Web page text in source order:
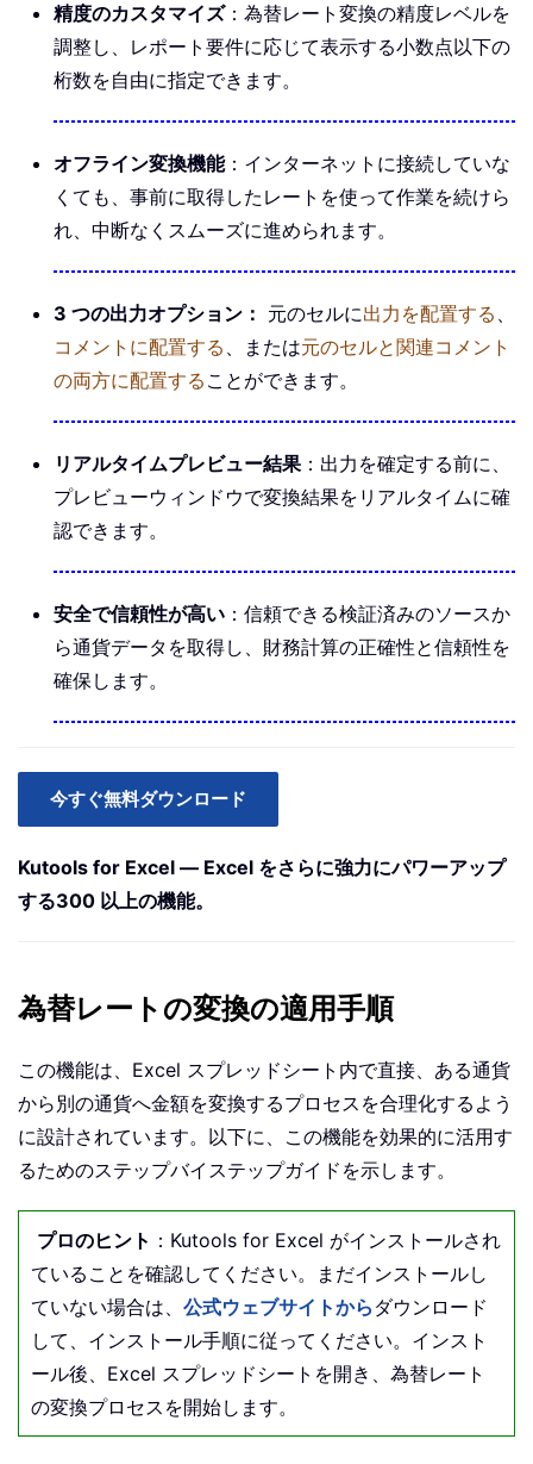
精度のカスタマイズ：為替レート変換の精度レベルを
調整し、レポート要件に応じて表示する小数点以下の
桁数を自由に指定できます。
オフライン変換機能：インターネットに接続していな
くても、事前に取得したレートを使って作業を続けら
れ、中断なくスムーズに進められます。
3 つの出力オプション： 元のセルに出力を配置する 、
コメントに配置する 、または元のセルと関連コメント
の両方に配置する ことができます。
リアルタイムプレビュー結果：出力を確定する前に、
プレビューウィンドウで変換結果をリアルタイムに確
認できます。
安全で信頼性が高い ：信頼できる検証済みのソースか
ら通貨データを取得し、財務計算の正確性と信頼性を
確保します。
今すぐ無料ダウンロード
Kutools for Excel ― Excel をさらに強力にパワーアップ
する300 以上の機能。
為替レートの変換の適用手順
この機能は、Excel スプレッドシート内で直接、ある通貨
から別の通貨へ金額を変換するプロセスを合理化するよう
に設計されています。以下に、この機能を効果的に活用す
るためのステップバイステップガイドを示します。
プロのヒント ：Kutools for Excel がインストールされ
ていることを確認してください。まだインストールし
ていない場合は、 公式ウェブサイトから ダウンロード
して、インストール手順に従ってください。インスト
ール後、Excel スプレッドシートを開き、為替レート
の変換プロセスを開始します。